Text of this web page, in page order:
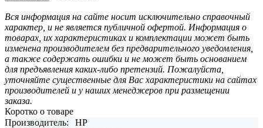
Вся информация на сайте носит исключительно справочный
характер, и не является публичной офертой. Информация о
товарах, их характеристиках и комплектации может быть
изменена производителем без предварительного уведомления,
а также содержать ошибки и не может быть основанием
для предъявления каких-либо претензий. Пожалуйста,
уточняйте существенные для Вас характеристики на сайтах
производителей и у наших менеджеров при размещении
заказа.
Коротко о товаре
Производитель:
HP